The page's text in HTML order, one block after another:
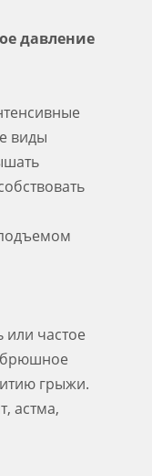
давление
виды
частое
грыжи.
астма,